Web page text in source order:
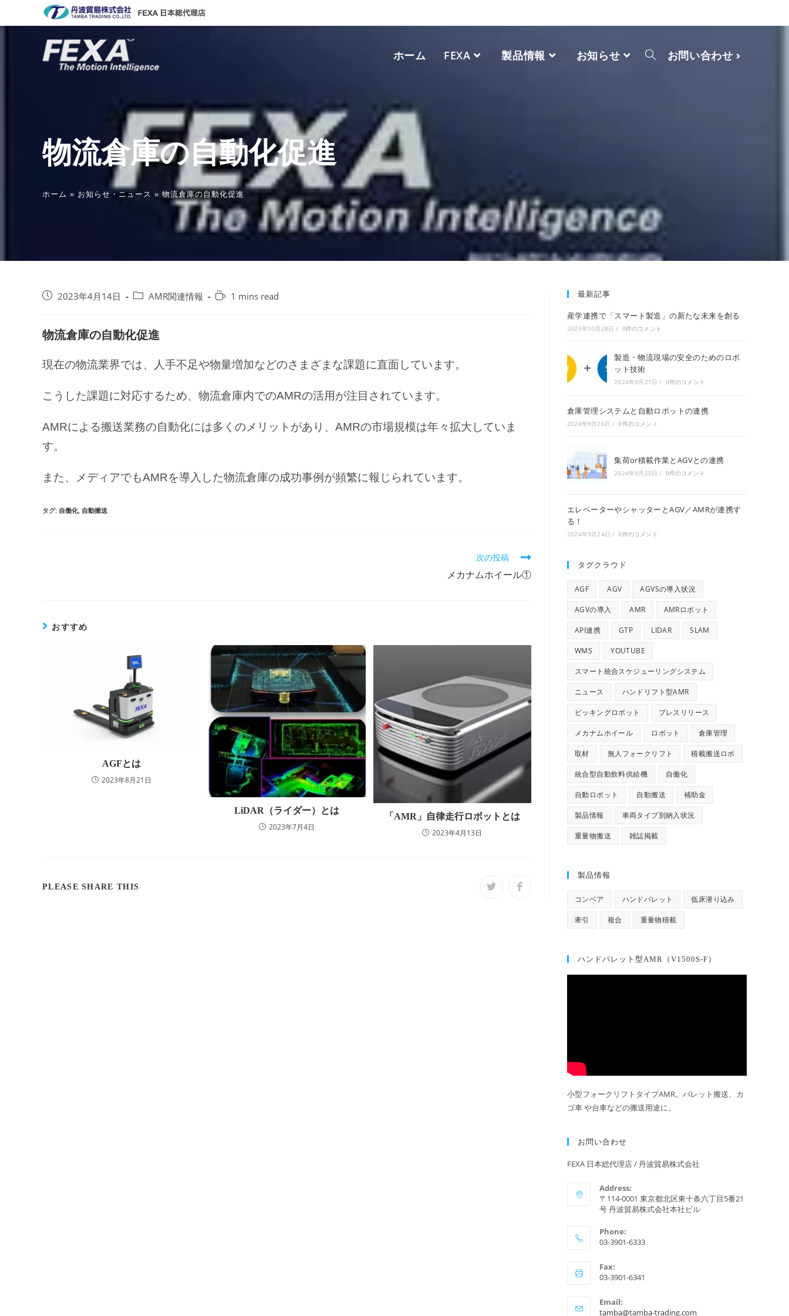
ホーム FEXA 製品情報 お知らせ お問い合わせ
物流倉庫の自動化促進
ホーム » お知らせ・ニュース » 物流倉庫の自動化促進
投
開
2023年4月14日
投
テ
リ
ー:
AMR関連情報
Reading1 mins read
物流倉庫の自動化促進
現在の物流業界では、人手不足や物量増加などのさまざまな課題に直面しています。
こうした課題に対応するため、物流倉庫内でのAMRの活用が注目されています。
AMRによる搬送業務の自動化には多くのメリットがあり、AMRの市場規模は年々拡大していま
す。
また、メディアでもAMRを導入した物流倉庫の成功事例が頻繁に報じられています。
タグ: 自働化, 自動搬送
を
次の投稿
メカナムホイール①
おすすめ
AGFとは
2023年8月21日
LiDAR（ライダー）とは
2023年7月4日
「AMR」自律走行ロボットとは
2023年4月13日
PLEASE SHARE THIS Opens Opens
最新記事
産学連携で「スマート製造」の新たな未来を創る
2025年10月28日 / 0件のコメント
製造・物流現場の安全のためのロボ
ット技術
2024年9月27日 / 0件のコメント
倉庫管理システムと自動ロボットの連携
2024年9月26日 / 0件のコメント
集荷or積載作業とAGVとの連携
2024年9月25日 / 0件のコメント
エレベーターやシャッターとAGV／AMRが連携す
る！
2024年9月24日 / 0件のコメント
タグクラウド
AGF AGV AGVSの導入状況
AGVの導入 AMR AMRロボット
API連携 GTP LIDAR SLAM
WMS YOUTUBE
スマート統合スケジューリングシステム
ニュース ハンドリフト型AMR
ピッキングロボット プレスリリース
メカナムホイール ロボット 倉庫管理
取材 無人フォークリフト 積載搬送ロボ
統合型自動飲料供給機 自働化
自動ロボット 自動搬送 補助金
製品情報 車両タイプ別納入状況
重量物搬送 雑誌掲載
製品情報
コンベア ハンドパレット 低床潜り込み
牽引 複合 重量物積載
ハンドパレット型AMR（V1500S-F）
小型フォークリフトタイプAMR。パレット搬送、カ
ゴ車 や台車などの搬送用途に。
お問い合わせ
FEXA 日本総代理店 / 丹波貿易株式会社
Address:
〒114-0001 東京都北区東十条六丁目5番21
号 丹波貿易株式会社本社ビル
Phone:
03-3901-6333
Fax:
03-3901-6341
Email:
tamba@tamba-trading.com